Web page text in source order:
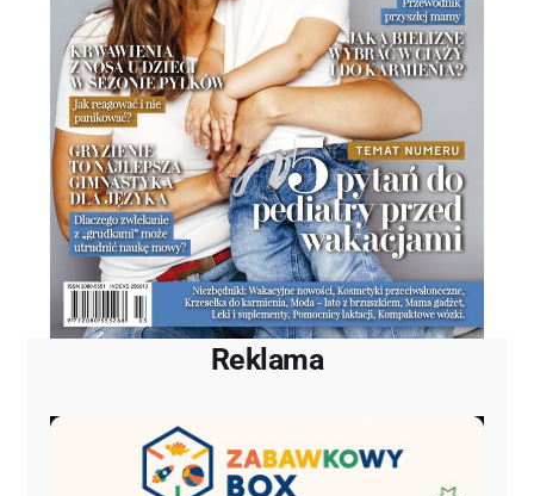
Reklama